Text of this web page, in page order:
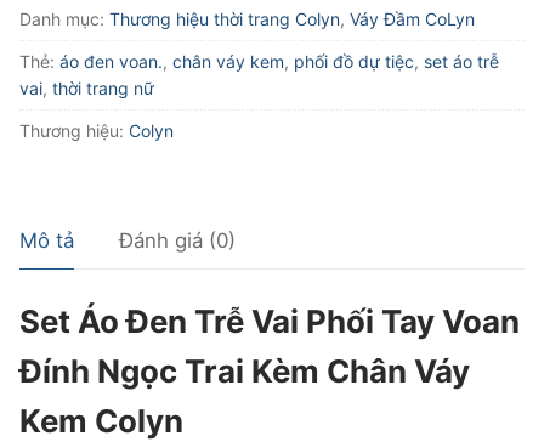
Trễ
Vai
Phối
Voan
Trai
Kèm
Váy
Kem
Colyn
số
Danh mục: Thương hiệu thời trang Colyn, Váy Đầm CoLyn
Thẻ: áo đen voan., chân váy kem, phối đồ dự tiệc, set áo trễ
vai, thời trang nữ
Thương hiệu: Colyn
Mô tả Đánh giá (0)
Set Áo Đen Trễ Vai Phối Tay Voan
Đính Ngọc Trai Kèm Chân Váy
Kem Colyn